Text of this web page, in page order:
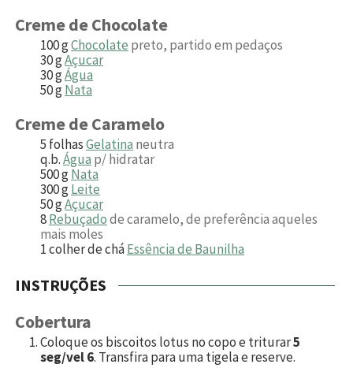
Creme de Chocolate
100gChocolate preto, partido em pedaços
30gAçucar
30gÁgua
50gNata
Creme de Caramelo
5 folhasGelatina neutra
q.b.Água p/ hidratar
500gNata
300gLeite
50gAçucar
8Rebuçadode caramelo, de preferência aqueles
mais moles
1colher de cháEssência de Baunilha
INSTRUÇÕES
Cobertura
Coloque os biscoitos lotus no copo e triturar5
seg/vel 6. Transfira para uma tigela e reserve.